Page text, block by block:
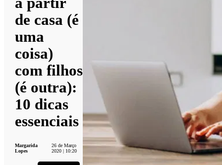
de casa (é
uma
coisa)
com filhos
(é outra):
10 dicas
essenciais
Margarida
Lopes
26 de Março
2020 | 10:20